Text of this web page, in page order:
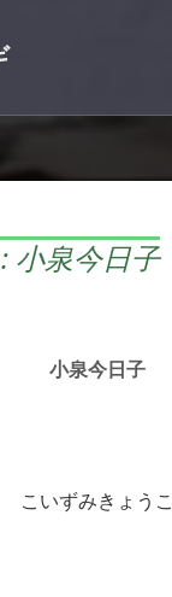
小泉今日子
小泉今日子
こいずみきょうこ